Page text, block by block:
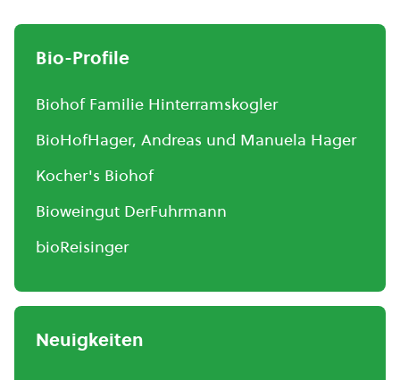
Bio-Profile
Biohof Familie Hinterramskogler
BioHofHager, Andreas und Manuela Hager
Kocher's Biohof
Bioweingut DerFuhrmann
bioReisinger
Neuigkeiten